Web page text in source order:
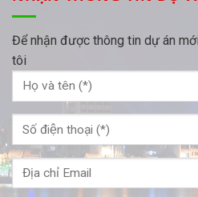
Để nhận được thông tin dự án
tôi